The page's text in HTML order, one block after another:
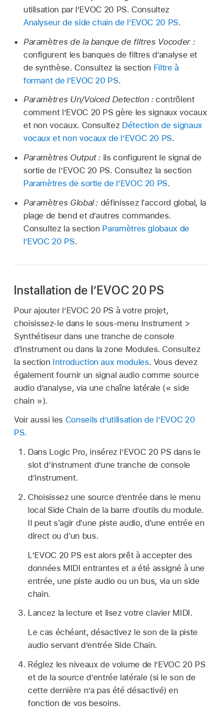
utilisation par l’EVOC 20 PS. Consultez
Analyseur de side chain de l’EVOC 20 PS.
Paramètres de la banque de filtres Vocoder :
configurent les banques de filtres d’analyse et
de synthèse. Consultez la section Filtre à
formant de l’EVOC 20 PS.
Paramètres Un/Voiced Detection :contrôlent
comment l’EVOC 20 PS gère les signaux vocaux
et non vocaux. Consultez Détection de signaux
vocaux et non vocaux de l’EVOC 20 PS.
Paramètres Output : ils configurent le signal de
sortie de l’EVOC 20 PS. Consultez la section
Paramètres de sortie de l’EVOC 20 PS.
Paramètres Global : définissez l'accord global, la
plage de bend et d’autres commandes.
Consultez la section Paramètres globaux de
l’EVOC 20 PS.
Installation de l’EVOC 20 PS
Pour ajouter l’EVOC 20 PS à votre projet,
choisissez-le dans le sous-menu Instrument >
Synthétiseur dans une tranche de console
d'instrument ou dans la zone Modules. Consultez
la section Introduction aux modules. Vous devez
également fournir un signal audio comme source
audio d’analyse, via une chaîne latérale (« side
chain »).
Voir aussi les Conseils d’utilisation de l’EVOC 20
PS.
Dans Logic Pro, insérez l’EVOC 20 PS dans le
slot d’instrument d’une tranche de console
d’instrument.
Choisissez une source d’entrée dans le menu
local Side Chain de la barre d’outils du module.
Il peut s'agir d'une piste audio, d'une entrée en
direct ou d'un bus.
L’EVOC 20 PS est alors prêt à accepter des
données MIDI entrantes et a été assigné à une
entrée, une piste audio ou un bus, via un side
chain.
Lancez la lecture et lisez votre clavier MIDI.
Le cas échéant, désactivez le son de la piste
audio servant d’entrée Side Chain.
Réglez les niveaux de volume de l’EVOC 20 PS
et de la source d’entrée latérale (si le son de
cette dernière n’a pas été désactivé) en
fonction de vos besoins.